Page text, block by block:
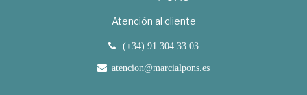
Atención al cliente
(+34) 91 304 33 03
atencion@marcialpons.es